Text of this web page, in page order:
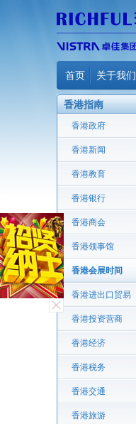
首页 关于我们
香港指南
香港政府
香港新闻
香港教育
香港银行
香港商会
香港领事馆
香港会展时间
香港进出口贸易
香港投资营商
香港经济
香港税务
香港交通
香港旅游